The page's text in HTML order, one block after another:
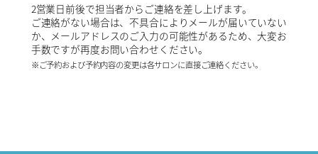
2営業日前後で担当者からご連絡を差し上げます。
ご連絡がない場合は、不具合によりメールが届いていない
か、メールアドレスのご入力の可能性があるため、大変お
手数ですが再度お問い合わせください。
※ご予約および予約内容の変更は各サロンに直接ご連絡ください。